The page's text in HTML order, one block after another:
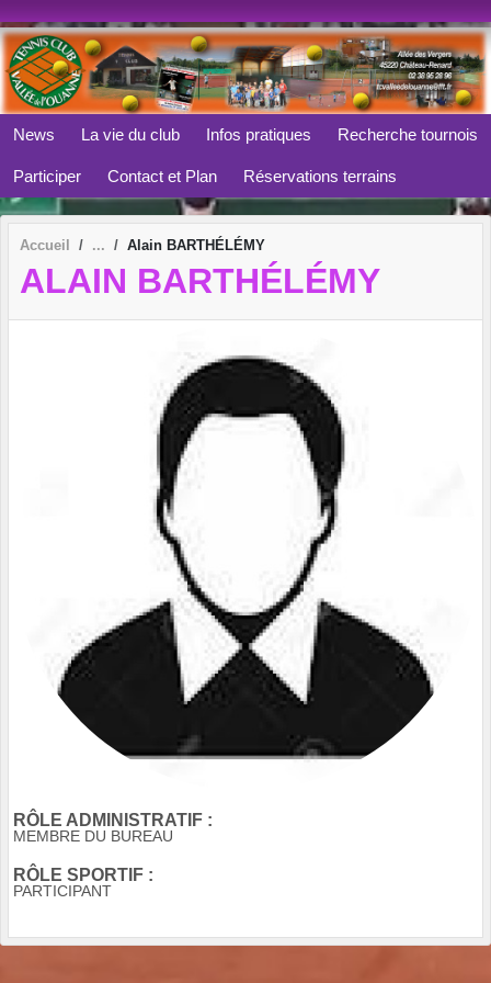
News La vie du club Infos pratiques Recherche tournois
Participer Contact et Plan Réservations terrains
Accueil Alain BARTHÉLÉMY
ALAIN BARTHÉLÉMY
RÔLE ADMINISTRATIF :
MEMBRE DU BUREAU
RÔLE SPORTIF :
PARTICIPANT